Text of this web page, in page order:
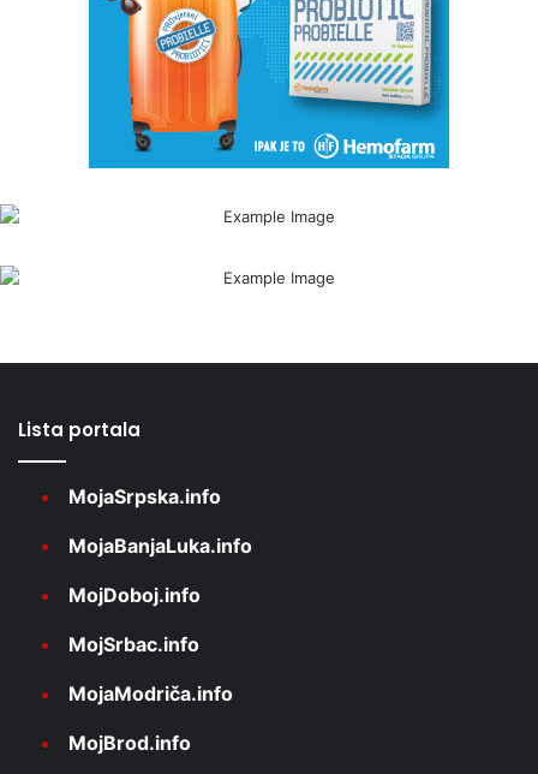
Lista portala
MojaSrpska.info
MojaBanjaLuka.info
MojDoboj.info
MojSrbac.info
MojaModriča.info
MojBrod.info